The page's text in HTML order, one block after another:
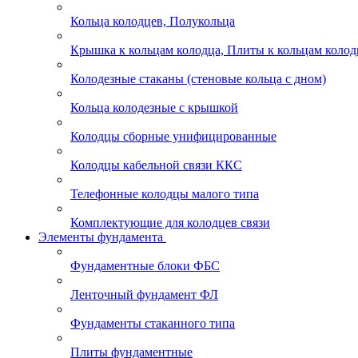
Кольца колодцев, Полукольца
Крышка к кольцам колодца, Плиты к кольцам
Колодезные стаканы (стеновые кольца с дном)
Кольца колодезные с крышкой
Колодцы сборные унифицированные
Колодцы кабельной связи ККС
Телефонные колодцы малого типа
Комплектующие для колодцев связи
Элементы фундамента
Фундаментные блоки ФБС
Ленточный фундамент ФЛ
Фундаменты стаканного типа
Плиты фундаментные